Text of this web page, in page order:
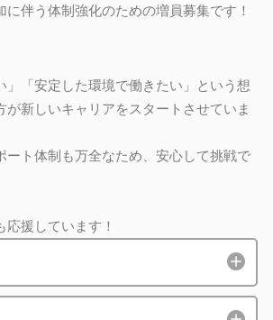
に伴う体制強化のための増員募集です！
」「安定した環境で働きたい」という想
が新しいキャリアをスタートさせていま
ート体制も万全なため、安心して挑戦で
援しています！